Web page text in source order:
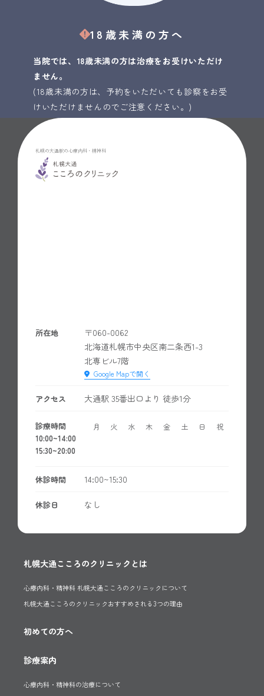
18歳未満の方へ
当院では、18歳未満の方は治療をお受けいただけ
ません。
(18歳未満の方は、予約をいただいても診察をお受
けいただけませんのでご注意ください。)
札幌の大通駅の心療内科・精神科
所在地
〒060-0062
北海道札幌市中央区南二条西1-3
北専ビル7階
Google Mapで開く
アクセス 大通駅 35番出口より 徒歩1分
診療時間 月 火 水 木 金 土 日 祝
10:00~14:00
15:30~20:00
休診時間 14:00~15:30
休診日 なし
札幌大通こころのクリニックとは
心療内科・精神科 札幌大通こころのクリニックについて
札幌大通こころのクリニックおすすめされる3つの理由
初めての方へ
診療案内
心療内科・精神科の治療について